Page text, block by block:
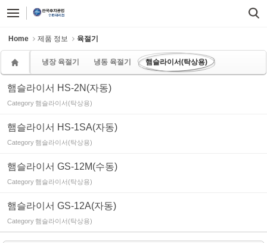
Home 제품 정보 육절기
냉장 육절기 냉동 육절기 햄슬라이서(탁상용)
햄슬라이서 HS-2N(자동)
Category 햄슬라이서(탁상용)
햄슬라이서 HS-1SA(자동)
Category 햄슬라이서(탁상용)
햄슬라이서 GS-12M(수동)
Category 햄슬라이서(탁상용)
햄슬라이서 GS-12A(자동)
Category 햄슬라이서(탁상용)